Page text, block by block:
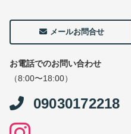
メールお問合せ
お電話でのお問い合わせ
（8:00〜18:00）
09030172218